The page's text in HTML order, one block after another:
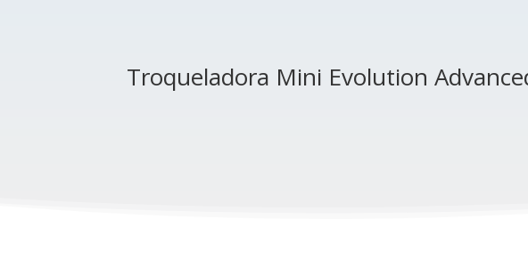
Troqueladora Mini Evolution